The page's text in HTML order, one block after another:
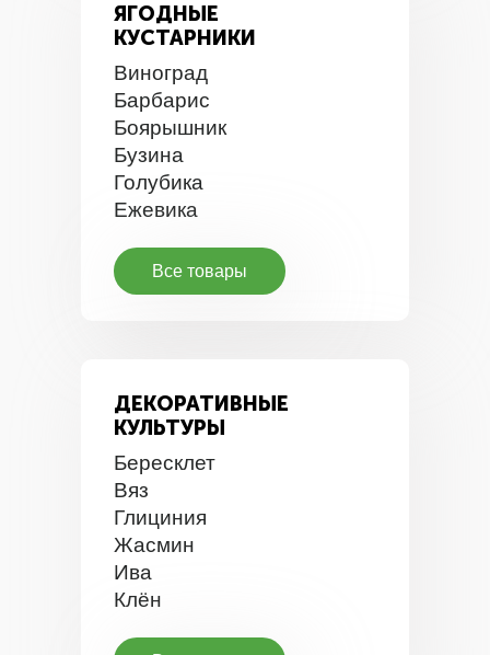
ЯГОДНЫЕ
КУСТАРНИКИ
Виноград
Барбарис
Боярышник
Бузина
Голубика
Ежевика
Все товары
ДЕКОРАТИВНЫЕ
КУЛЬТУРЫ
Бересклет
Вяз
Глициния
Жасмин
Ива
Клён